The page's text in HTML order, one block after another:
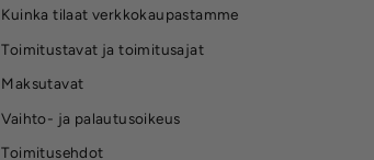
Kuinka tilaat verkkokaupastamme
Toimitustavat ja toimitusajat
Maksutavat
Vaihto- ja palautusoikeus
Toimitusehdot